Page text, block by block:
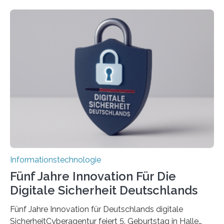
koordiniert wird. Ab dem 1. September werden sich
über einen Zeitraum von vier Jahren insgesamt 15
Promovierende im Rahmen von CAVECORE mit
kognitiven Robotern beschäftigen – also mit Robotern,
die mittels Sensoren ihre Umgebung erfassen,
Informationen verarbeiten und häufig auch mit…
Informationstechnologie
Fünf Jahre Innovation Für Die
Digitale Sicherheit Deutschlands
Fünf Jahre Innovation für Deutschlands digitale
SicherheitCyberagentur feiert 5. Geburtstag in Halle